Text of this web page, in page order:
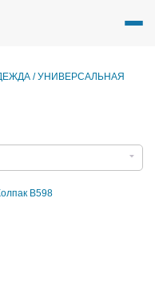
/УНИВЕРСАЛЬНАЯ